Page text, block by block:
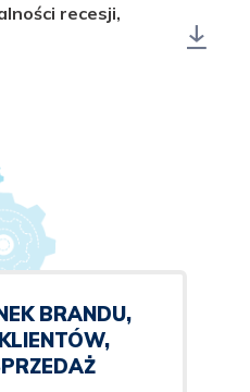
recesji,
BRANDU,